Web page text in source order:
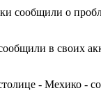
сообщили о
в своих
- Мехико -